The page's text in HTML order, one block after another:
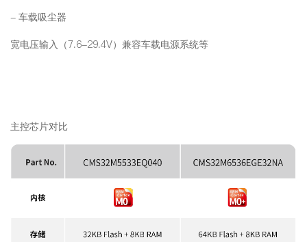
- 车载吸尘器
宽电压输入（7.6-29.4V）兼容车载电源系统等
主控芯片对比